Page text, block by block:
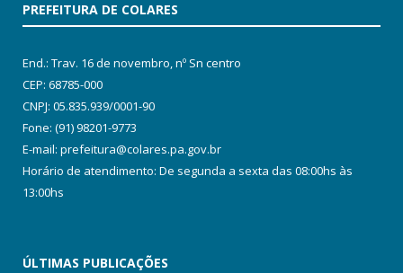
PREFEITURA DE COLARES
End.: Trav. 16 de novembro, nº Sn centro
CEP: 68785-000
CNPJ: 05.835.939/0001-90
Fone: (91) 98201-9773
E-mail: prefeitura@colares.pa.gov.br
Horário de atendimento: De segunda a sexta das 08:00hs às
13:00hs
ÚLTIMAS PUBLICAÇÕES